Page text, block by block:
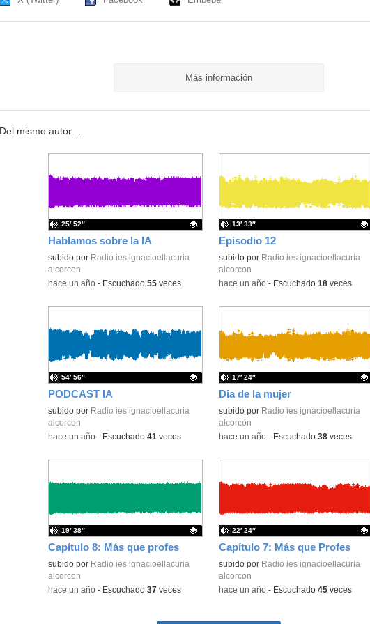
Más información
Del mismo autor…
Hablamos sobre la IA
Contenido educativo.
subido por Radio ies ignacioellacuria
alcorcon
25′ 52″
-hace un año- Escuchado 55veces
Episodio 12
Contenido educativo.
subido por Radio ies ignacioellacuria
alcorcon
13′ 33″
-hace un año- Escuchado 18veces
PODCAST IA
Contenido educativo.
subido por Radio ies ignacioellacuria
alcorcon
54′ 56″
-hace un año- Escuchado 41 veces
Dia de la mujer
Contenido educativo.
subido por Radio ies ignacioellacuria
alcorcon
17′ 24″
-hace un año- Escuchado 38veces
Capítulo 8: Más que profes
Contenido educativo.
subido por Radio ies ignacioellacuria
alcorcon
19′ 38″
-hace un año- Escuchado 37veces
Capítulo 7: Más que Profes
Contenido educativo.
subido por Radio ies ignacioellacuria
alcorcon
22′ 24″
-hace un año- Escuchado 45veces